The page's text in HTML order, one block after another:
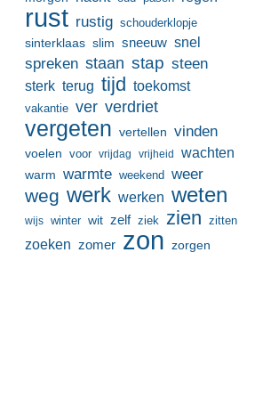
rust rustig schouderklopje
sinterklaas slim sneeuw snel
spreken staan stap steen
sterk terug tijd toekomst
vakantie ver verdriet
vergeten vertellen vinden
voelen voor vrijdag vrijheid wachten
warm warmte weekend weer
weg werk werken weten
wijs winter wit zelf ziek zien zitten
zoeken zomer zon zorgen